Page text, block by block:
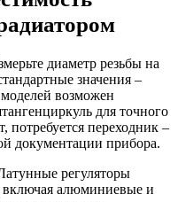
диаметр резьбы на
значения –
возможен
для точного
потребуется переходник –
документации прибора.
регуляторы
включая алюминиевые и